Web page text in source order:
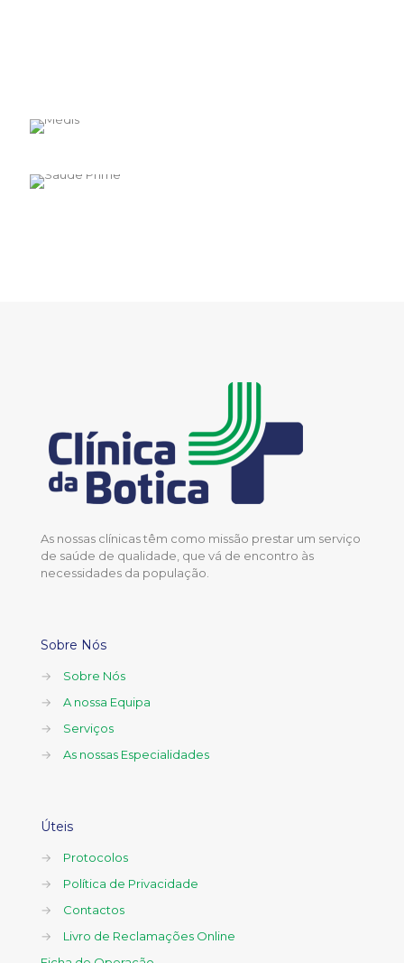
As nossas clínicas têm como missão prestar um serviço
de saúde de qualidade, que vá de encontro às
necessidades da população.
Sobre Nós
→
Sobre Nós
→
A nossa Equipa
→
Serviços
→
As nossas Especialidades
Úteis
→
Protocolos
→
Política de Privacidade
→
Contactos
→
Livro de Reclamações Online